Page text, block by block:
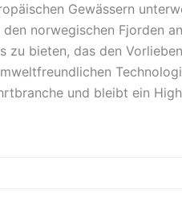
Gewässern
den norwegischen Fjorden
zu bieten, das den
und bleibt ein